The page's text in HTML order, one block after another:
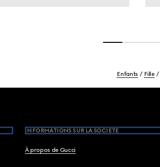
Enfants Fille
INFORMATIONS SUR LA SOCIETE
À propos de Gucci